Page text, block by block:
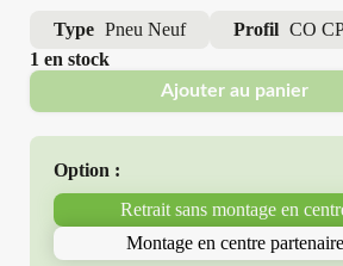
Type Pneu Neuf Profil CO
1 en stock
Ajouter au panier
Option :
Retrait sans montage en
Montage en centre partenaire